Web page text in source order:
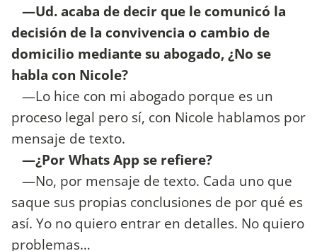
—Ud. acaba de decir que le comunicó la
decisión de la convivencia o cambio de
domicilio mediante su abogado, ¿No se
habla con Nicole?
—Lo hice con mi abogado porque es un
proceso legal pero sí, con Nicole hablamos por
mensaje de texto.
—¿Por Whats App se refiere?
—No, por mensaje de texto. Cada uno que
saque sus propias conclusiones de por qué es
así. Yo no quiero entrar en detalles. No quiero
problemas…